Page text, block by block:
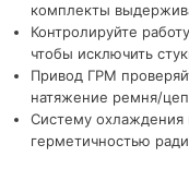
комплекты
Контролируйте
чтобы исключить
Привод ГРМ
натяжение ремня/
Систему охлаждения
герметичностью